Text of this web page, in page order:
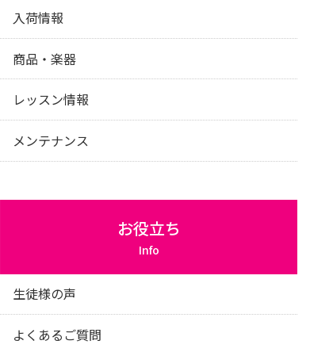
入荷情報
商品・楽器
レッスン情報
メンテナンス
お役立ち
Info
生徒様の声
よくあるご質問